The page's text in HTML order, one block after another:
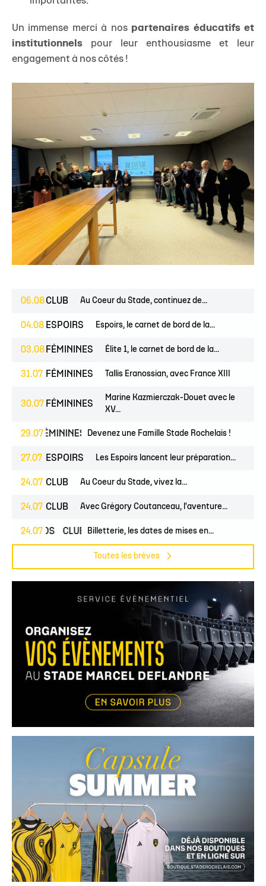
Un immense merci à nos partenaires éducatifs et
institutionnels pour leur enthousiasme et leur
engagement à nos côtés !
06.08CLUB Au Coeur du Stade, continuez de...
04.08 ESPOIRS Espoirs, le carnet de bord de la...
03.08 FÉMININES Élite 1, le carnet de bord de la...
31.07 FÉMININES Tallis Eranossian, avec France XIII
30.07 FÉMININES
Marine Kazmierczak-Douet avec le
XV...
29.07
FÉMININES CLUB
Devenez une Famille Stade Rochelais !
27.07 ESPOIRS Les Espoirs lancent leur préparation...
24.07 CLUB Au Coeur du Stade, vivez la...
24.07 CLUB Avec Grégory Coutanceau, l'aventure...
24.07
PROS CLUB Billetterie, les dates de mises en...
Toutes les brèves